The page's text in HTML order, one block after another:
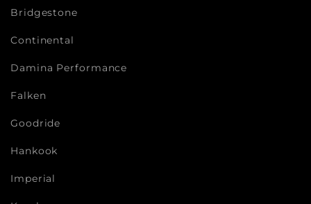
Bridgestone
Continental
Damina Performance
Falken
Goodride
Hankook
Imperial